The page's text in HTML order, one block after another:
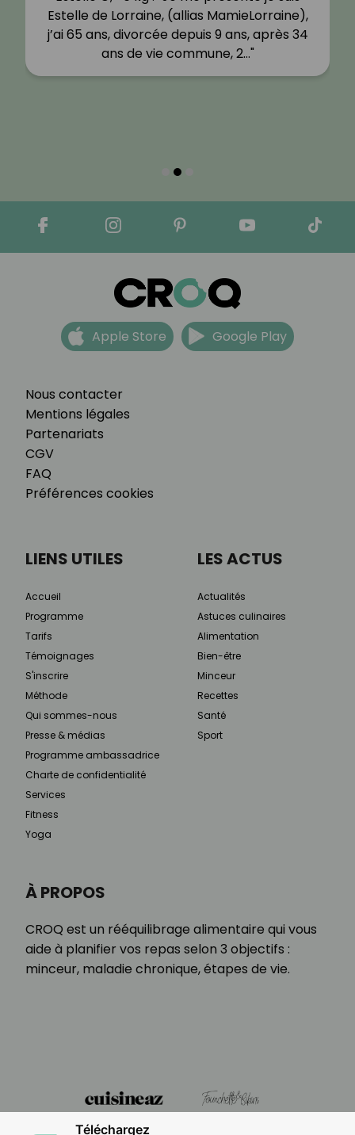
Estelle de Lorraine, (allias MamieLorraine),
j’ai 65 ans, divorcée depuis 9 ans, après 34
ans de vie commune, 2…"
Nous contacter
Mentions légales
Partenariats
CGV
FAQ
Préférences cookies
Apple Store Google Play
À PROPOS
CROQ est un rééquilibrage alimentaire qui vous
aide à planifier vos repas selon 3 objectifs :
minceur, maladie chronique, étapes de vie.
LIENS UTILES
Accueil
Programme
Tarifs
Témoignages
S'inscrire
Méthode
Qui sommes-nous
Presse & médias
Programme ambassadrice
Charte de confidentialité
Services
Fitness
Yoga
LES ACTUS
Actualités
Astuces culinaires
Alimentation
Bien-être
Minceur
Recettes
Santé
Sport
Téléchargez